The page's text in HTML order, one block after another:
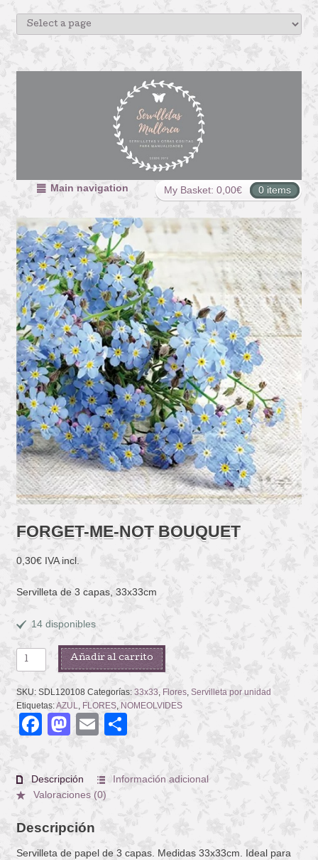
My Basket: 0,00€ 0 items
Main navigation
FORGET-ME-NOT BOUQUET
0,30€ IVA incl.
Servilleta de 3 capas, 33x33cm
14 disponibles
FORGET-
ME-
NOT
BOUQUET
cantidad
Añadir al carrito
SKU: SDL120108 Categorías: 33x33, Flores, Servilleta por unidad
Etiquetas:AZUL FLORES, NOMEOLVIDES
Facebook
Mastodon
EmailCompartir
Descripción
Información adicional
Valoraciones (0)
Descripción
Servilleta de papel de 3 capas. Medidas 33x33cm. Ideal para